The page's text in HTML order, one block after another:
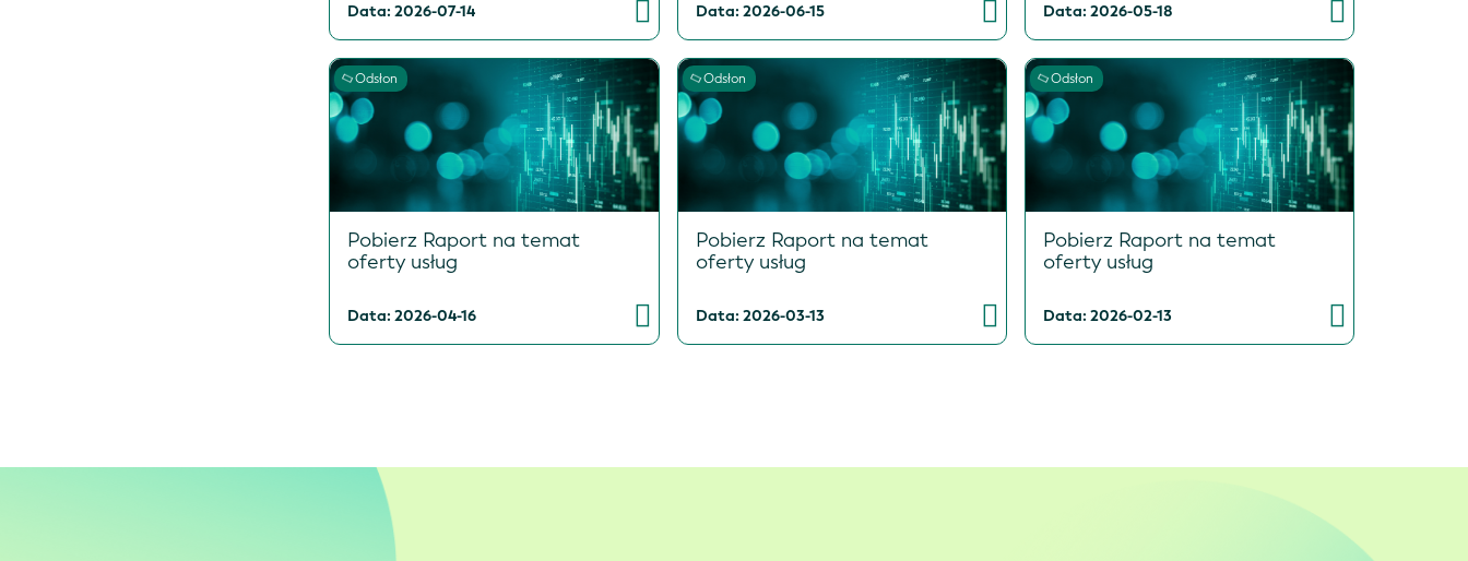
Data: 2026-07-14 Data: 2026-06-15 Data: 2026-05-18
Odsłon
Pobierz Raport na temat
oferty usług
Data: 2026-04-16
Odsłon
Pobierz Raport na temat
oferty usług
Data: 2026-03-13
Odsłon
Pobierz Raport na temat
oferty usług
Data: 2026-02-13